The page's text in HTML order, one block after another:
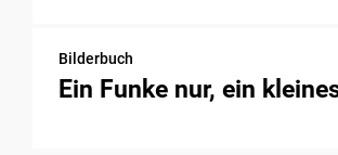
Bilderbuch
Ein Funke nur, ein